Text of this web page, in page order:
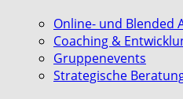
Online- und Blended
Coaching &
Gruppenevents
Strategische